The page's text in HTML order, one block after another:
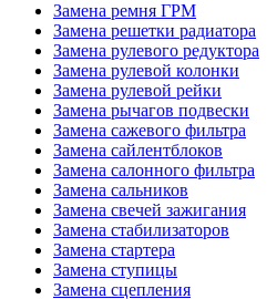
Замена ремня ГРМ
Замена решетки радиатора
Замена рулевого редуктора
Замена рулевой колонки
Замена рулевой рейки
Замена рычагов подвески
Замена сажевого фильтра
Замена сайлентблоков
Замена салонного фильтра
Замена сальников
Замена свечей зажигания
Замена стабилизаторов
Замена стартера
Замена ступицы
Замена сцепления